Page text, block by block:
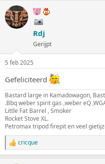
r
d
e
e
:
Rdj
Gerijpt
5 feb 2025
Gefeliciteerd
Bastard large in Kamadowagon,
.Bbq weber spirit gas ,weber eQ
Little Fat Barrel , Smoker
Rocket Stove XL.
Petromax tripod firepit en veel
W
a
cricque